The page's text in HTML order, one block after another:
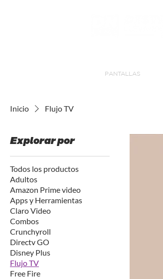
PANTALLAS
Inicio Flujo TV
Explorar por
Todos los productos
Adultos
Amazon Prime video
Apps y Herramientas
Claro Video
Combos
Crunchyroll
Directv GO
Disney Plus
Flujo TV
Free Fire